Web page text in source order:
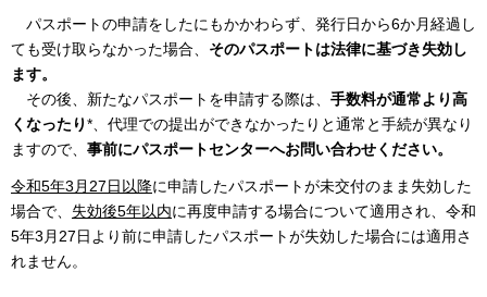
パスポー トの申請をしたにもかかわらず、発行日から6か月経過し
ても受け取らなかった場合、 そのパスポートは法律に基づき失効し
ます。
その後、新たなパスポートを申請する際は、 手数料が通常より高
くなったり*、代理での提出ができなかったりと通常と手続が異なり
ますので、 事前にパスポートセンターへお問い合わせください。
令和5年3月27日以降に申請したパスポートが未交付のまま失効した
場合で、 失効後5年以内に再度申請する場合について適用され、令和
5年3月27日より前に申請したパスポートが失効した場合には適用さ
れません。